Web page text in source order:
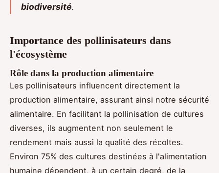
biodiversité.
Importance des pollinisateurs dans
l'écosystème
Rôle dans la production alimentaire
Les pollinisateurs influencent directement la
production alimentaire, assurant ainsi notre sécurité
alimentaire. En facilitant la pollinisation de cultures
diverses, ils augmentent non seulement le
rendement mais aussi la qualité des récoltes.
Environ 75% des cultures destinées à l'alimentation
humaine dépendent, à un certain degré, de la